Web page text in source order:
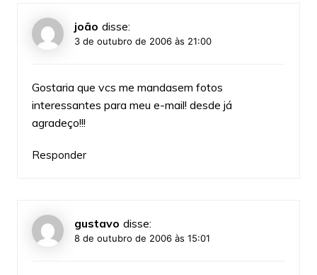
joão disse:
3 de outubro de 2006 às 21:00
Gostaria que vcs me mandasem fotos
interessantes para meu e-mail! desde já
agradeço!!!
Responder
gustavo disse:
8 de outubro de 2006 às 15:01